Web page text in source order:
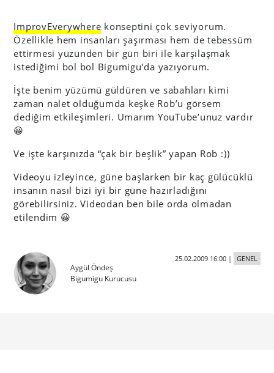
ImprovEverywhere konseptini çok seviyorum.
Özellikle hem insanları şaşırması hem de tebessüm
ettirmesi yüzünden bir gün biri ile karşılaşmak
istediğimi bol bol Bigumigu’da yazıyorum.
İşte benim yüzümü güldüren ve sabahları kimi
zaman nalet olduğumda keşke Rob’u görsem
dediğim etkileşimleri. Umarım YouTube’unuz vardır
😀
Ve işte karşınızda “çak bir beşlik” yapan Rob :))
Videoyu izleyince, güne başlarken bir kaç gülücüklü
insanın nasıl bizi iyi bir güne hazırladığını
görebilirsiniz. Videodan ben bile orda olmadan
etilendim 😀
Aygül Öndeş
Bigumigu Kurucusu
25.02.2009 16:00| GENEL